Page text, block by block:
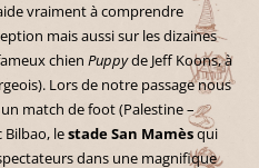
vraiment à comprendre
mais aussi sur les dizaines
chien Puppyde Jeff Koons, à
Lors de notre passage nous
match de foot (Palestine –
Bilbao, lestade San Mamèsqui
dans une magnifique